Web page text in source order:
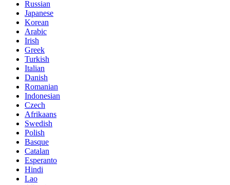
Russian
Japanese
Korean
Arabic
Irish
Greek
Turkish
Italian
Danish
Romanian
Indonesian
Czech
Afrikaans
Swedish
Polish
Basque
Catalan
Esperanto
Hindi
Lao